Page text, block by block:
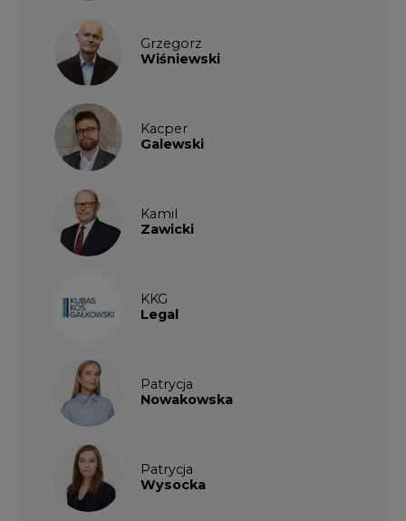
Grzegorz
Wiśniewski
Kacper
Galewski
Kamil
Zawicki
KKG
Legal
Patrycja
Nowakowska
Patrycja
Wysocka